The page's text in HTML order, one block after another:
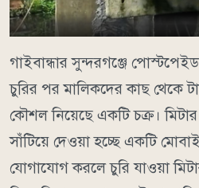
গাইবান্ধার সুন্দরগঞ্জে
চুরির পর মালিকদের কাছ থেকে
কৌশল নিয়েছে একটি চক্র।
সাঁটিয়ে দেওয়া হচ্ছে একটি
যোগাযোগ করলে চুরি যাওয়া